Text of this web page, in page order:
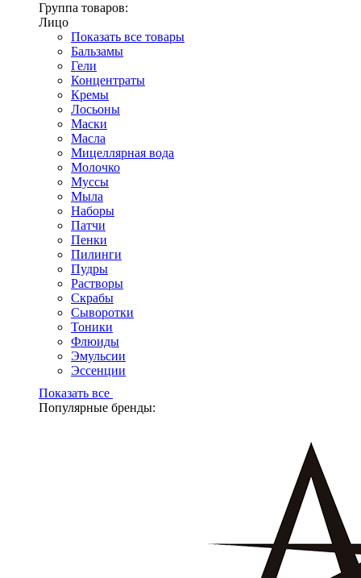
Группа товаров:
Лицо
Показать все товары
Бальзамы
Гели
Концентраты
Кремы
Лосьоны
Маски
Масла
Мицеллярная вода
Молочко
Муссы
Мыла
Наборы
Патчи
Пенки
Пилинги
Пудры
Растворы
Скрабы
Сыворотки
Тоники
Флюиды
Эмульсии
Эссенции
Показать все
Популярные бренды: